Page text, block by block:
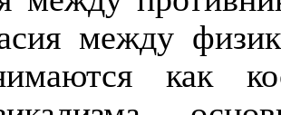
между
как